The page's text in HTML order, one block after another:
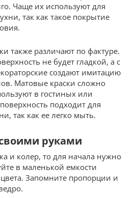
Чаще их используют для
так как такое покрытие
также различают по фактуре.
не будет гладкой, а с
создают имитацию
Матовые краски сложно
в гостиных или
подходит для
так как ее легко мыть.
руками
и колер, то для начала нужно
в маленькой емкости
Запомните пропорции и